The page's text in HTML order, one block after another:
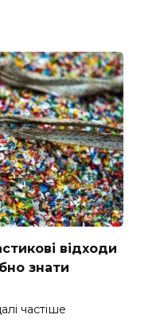
відходи
знати
частіше